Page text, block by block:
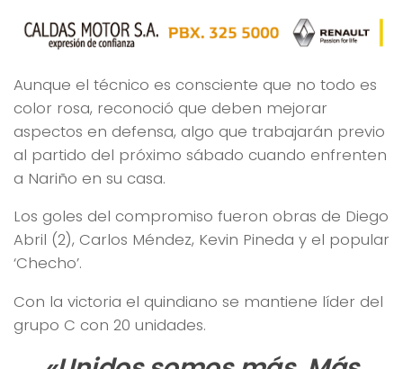
Aunque el técnico es consciente que no todo es
color rosa, reconoció que deben mejorar
aspectos en defensa, algo que trabajarán previo
al partido del próximo sábado cuando enfrenten
a Nariño en su casa.
Los goles del compromiso fueron obras de Diego
Abril (2), Carlos Méndez, Kevin Pineda y el popular
‘Checho’.
Con la victoria el quindiano se mantiene líder del
grupo C con 20 unidades.